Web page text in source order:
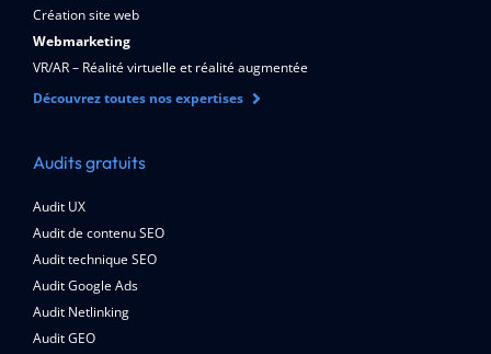
Création site web
Webmarketing
VR/AR – Réalité virtuelle et réalité augmentée
Découvrez toutes nos expertises
Audits gratuits
Audit UX
Audit de contenu SEO
Audit technique SEO
Audit Google Ads
Audit Netlinking
Audit GEO